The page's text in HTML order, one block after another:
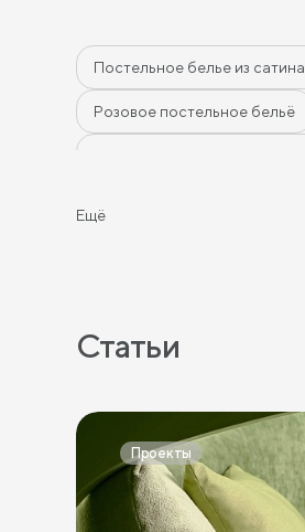
Постельное белье из сатина
Розовое постельное бельё
Ещё
Статьи
Проекты